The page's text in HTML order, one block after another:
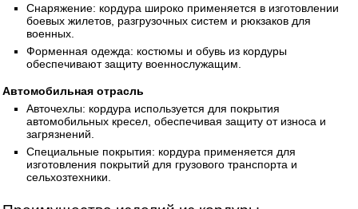
Снаряжение: кордура широко применяется в изготовлении
боевых жилетов, разгрузочных систем и рюкзаков для
военных.
Форменная одежда: костюмы и обувь из кордуры
обеспечивают защиту военнослужащим.
Автомобильная отрасль
Авточехлы: кордура используется для покрытия
автомобильных кресел, обеспечивая защиту от износа и
загрязнений.
Специальные покрытия: кордура применяется для
изготовления покрытий для грузового транспорта и
сельхозтехники.